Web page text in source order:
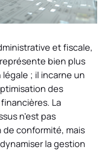
et fiscale,
bien plus
; il incarne un
des
La
n’est pas
conformité, mais
la gestion